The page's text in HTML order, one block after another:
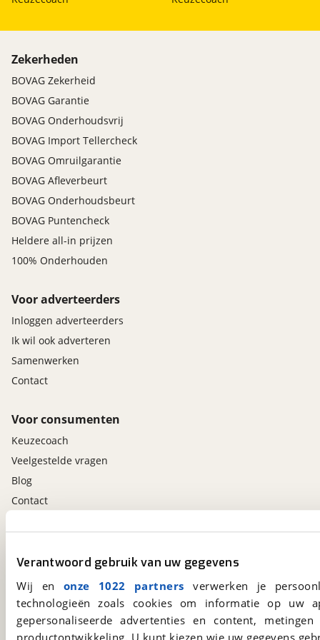
Verantwoord gebruik van uw gegevens
Wij en onze 1022 partners verwerken je
technologieën zoals cookies om informatie op
gepersonaliseerde advertenties en content,
Zekerheden
BOVAG Zekerheid
BOVAG Garantie
BOVAG Onderhoudsvrij
BOVAG Import Tellercheck
BOVAG Omruilgarantie
BOVAG Afleverbeurt
BOVAG Onderhoudsbeurt
BOVAG Puntencheck
Heldere all-in prijzen
100% Onderhouden
Voor adverteerders
Inloggen adverteerders
Ik wil ook adverteren
Samenwerken
Contact
Voor consumenten
Keuzecoach
Veelgestelde vragen
Blog
Contact
viaBOVAG.nl
Altijd het meest recente aanbod bij de hand.
Download 'm nu.